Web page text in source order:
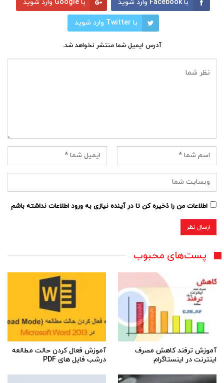
با Facebook وارد شوید با Google وارد شوید
با Twitter وارد شوید
آدرس ایمیل شما منتشر نخواهد شد.
اطلاعات من را ذخیره کن تا در آینده نیازی به ورود اطلاعات نداشته باشم
پست‌های محبوب
آموزش ترفند کاهش مصرف
اینترنت در اینستاگرام
آموزش فعال کردن حالت مطالعه
درشب فایل های PDF